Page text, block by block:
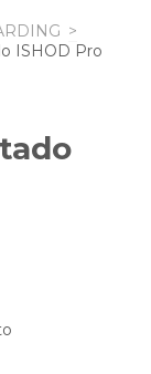
>
ISHOD Pro